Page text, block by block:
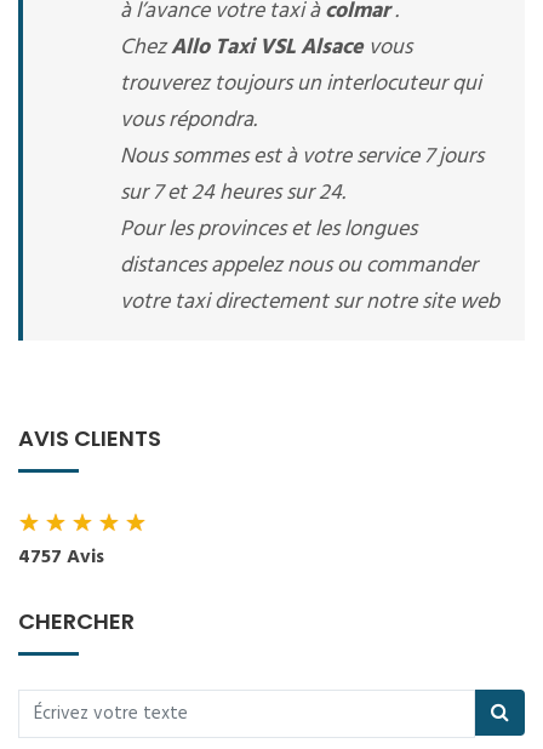
à l’avance votre taxi àcolmar.
ChezAllo Taxi VSL Alsacevous
trouverez toujours un interlocuteur qui
vous répondra.
Nous sommes est à votre service 7 jours
sur 7 et 24 heures sur 24.
Pour les provinces et les longues
distances appelez nous ou commander
votre taxi directement sur notre site web
AVIS CLIENTS
★★★★★
4757 Avis
CHERCHER